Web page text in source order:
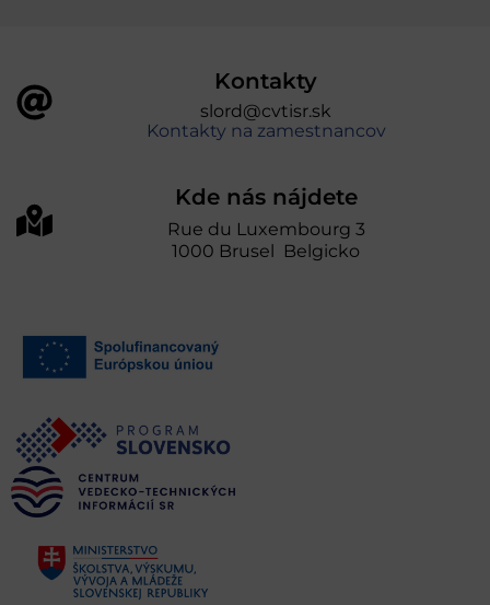
Kontakty
slord@cvtisr.sk
Kontakty na zamestnancov
Kde nás nájdete
Rue du Luxembourg 3
1000 Brusel Belgicko